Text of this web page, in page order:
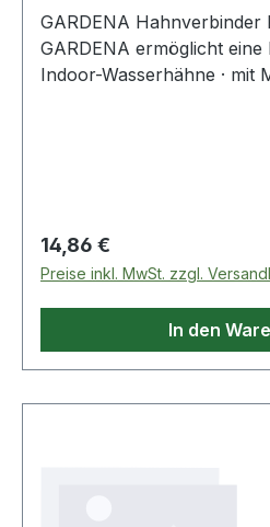
GARDENA Hahnverbinder Kunstoff/Metall M 24
GARDENA ermöglicht eine Bewässerung an
Indoor-Wasserhähne · mit
Regulärer Preis:
14,86 €
Preise inkl. MwSt. zzgl.
In den